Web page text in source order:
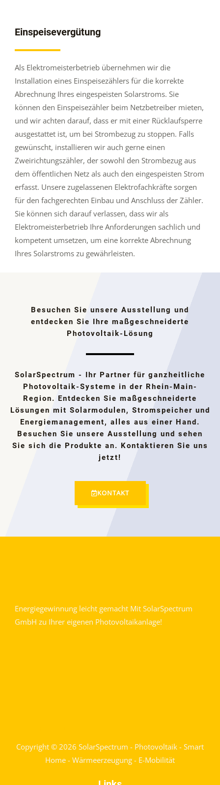
Einspeisevergütung
Als Elektromeisterbetrieb übernehmen wir die
Installation eines Einspeisezählers für die korrekte
Abrechnung Ihres eingespeisten Solarstroms. Sie
können den Einspeisezähler beim Netzbetreiber mieten,
und wir achten darauf, dass er mit einer Rücklaufsperre
ausgestattet ist, um bei Strombezug zu stoppen. Falls
gewünscht, installieren wir auch gerne einen
Zweirichtungszähler, der sowohl den Strombezug aus
dem öffentlichen Netz als auch den eingespeisten Strom
erfasst. Unsere zugelassenen Elektrofachkräfte sorgen
für den fachgerechten Einbau und Anschluss der Zähler.
Sie können sich darauf verlassen, dass wir als
Elektromeisterbetrieb Ihre Anforderungen sachlich und
kompetent umsetzen, um eine korrekte Abrechnung
Ihres Solarstroms zu gewährleisten.
Besuchen Sie unsere Ausstellung und
entdecken Sie Ihre maßgeschneiderte
Photovoltaik-Lösung
SolarSpectrum - Ihr Partner für ganzheitliche
Photovoltaik-Systeme in der Rhein-Main-
Region. Entdecken Sie maßgeschneiderte
Lösungen mit Solarmodulen, Stromspeicher und
Energiemanagement, alles aus einer Hand.
Besuchen Sie unsere Ausstellung und sehen
Sie sich die Produkte an. Kontaktieren Sie uns
jetzt!
KONTAKT
Energiegewinnung leicht gemacht Mit SolarSpectrum
GmbH zu Ihrer eigenen Photovoltaikanlage!
Copyright © 2026 SolarSpectrum - Photovoltaik - Smart
Home - Wärmeerzeugung - E-Mobilität